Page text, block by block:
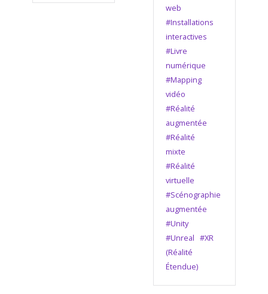
web
#Installations
interactives
#Livre
numérique
#Mapping
vidéo
#Réalité
augmentée
#Réalité
mixte
#Réalité
virtuelle
#Scénographie
augmentée
#Unity
#Unreal #XR
(Réalité
Étendue)